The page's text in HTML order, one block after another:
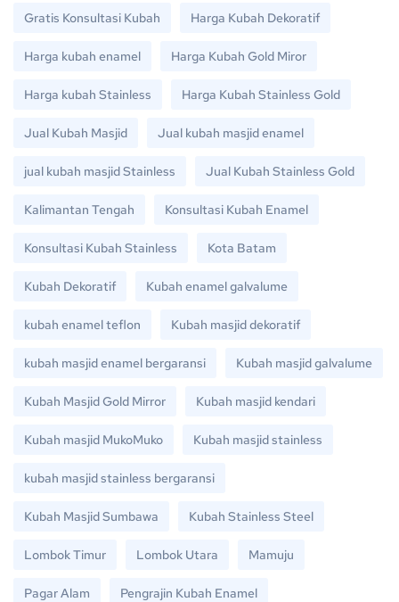
Gratis Konsultasi Kubah Harga Kubah Dekoratif
Harga kubah enamel Harga Kubah Gold Miror
Harga kubah Stainless Harga Kubah Stainless Gold
Jual Kubah Masjid Jual kubah masjid enamel
jual kubah masjid Stainless Jual Kubah Stainless Gold
Kalimantan Tengah Konsultasi Kubah Enamel
Konsultasi Kubah Stainless Kota Batam
Kubah Dekoratif Kubah enamel galvalume
kubah enamel teflon Kubah masjid dekoratif
kubah masjid enamel bergaransi Kubah masjid galvalume
Kubah Masjid Gold Mirror Kubah masjid kendari
Kubah masjid MukoMuko Kubah masjid stainless
kubah masjid stainless bergaransi
Kubah Masjid Sumbawa Kubah Stainless Steel
Lombok Timur Lombok Utara Mamuju
Pagar Alam Pengrajin Kubah Enamel